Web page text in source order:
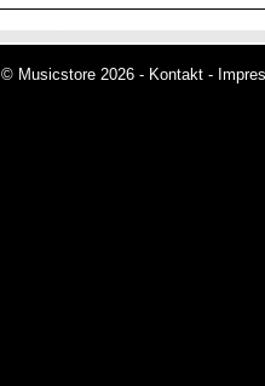
© Musicstore 2026 - Kontakt -